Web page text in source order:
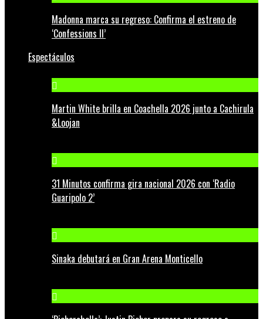
Madonna marca su regreso: Confirma el estreno de
‘Confessions II’
Espectáculos
Martin White brilla en Coachella 2026 junto a Cachirula
&Loojan
31 Minutos confirma gira nacional 2026 con ‘Radio
Guaripolo 2’
Sinaka debutará en Gran Arena Monticello